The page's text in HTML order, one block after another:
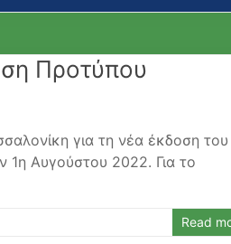
Προτύπου
για τη νέα έκδοση του
1η Αυγούστου 2022. Για το
Read